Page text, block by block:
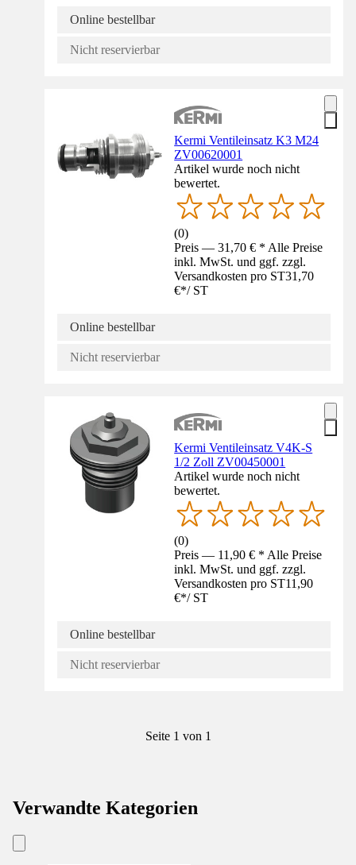
Online bestellbar
Nicht reservierbar
Kermi Ventileinsatz K3 M24
ZV00620001
Artikel wurde noch nicht
bewertet.
(0)
Preis — 31,70 € * Alle Preise
inkl. MwSt. und ggf. zzgl.
Versandkosten pro ST31,70
€*/ ST
Online bestellbar
Nicht reservierbar
Kermi Ventileinsatz V4K-S
1/2 Zoll ZV00450001
Artikel wurde noch nicht
bewertet.
(0)
Preis — 11,90 € * Alle Preise
inkl. MwSt. und ggf. zzgl.
Versandkosten pro ST11,90
€*/ ST
Online bestellbar
Nicht reservierbar
Seite 1 von 1
Verwandte Kategorien